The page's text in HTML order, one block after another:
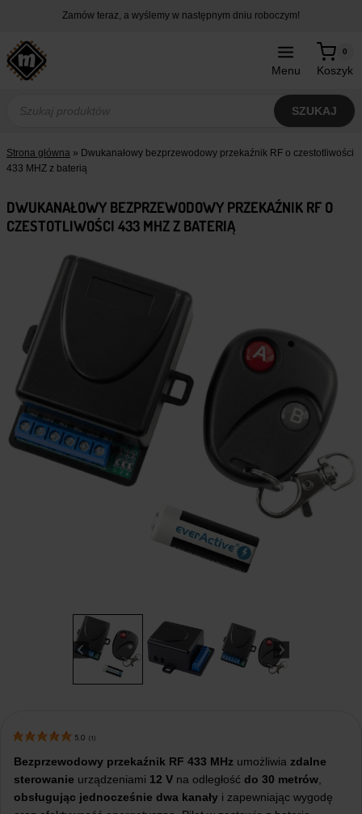
treści
Zamów teraz, a wyślemy w następnym dniu roboczym!
Menu Koszyk
0
produktów
SZUKAJ
Strona główna » Dwukanałowy bezprzewodowy przekaźnik RF o czestotliwości
433 MHZ z baterią
DWUKANAŁOWY BEZPRZEWODOWY PRZEKAŹNIK RF O
CZESTOTLIWOŚCI 433 MHZ Z BATERIĄ
5.0 (1)
Bezprzewodowy przekaźnik RF 433 MHz umożliwia zdalne
sterowanie urządzeniami 12 V na odległość do 30 metrów,
obsługując jednocześnie dwa kanały i zapewniając wygodę